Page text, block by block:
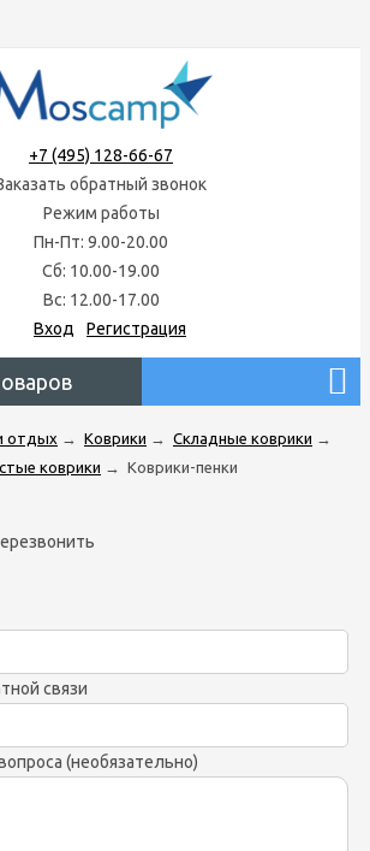
+7 (495) 128-66-67
обратный звонок
Режим работы
Пн-Пт: 9.00-20.00
Сб: 10.00-19.00
Вс: 12.00-17.00
Вход
Регистрация
отдых → Коврики → Складные коврики →
коврики → Коврики-пенки
связи
(необязательно)